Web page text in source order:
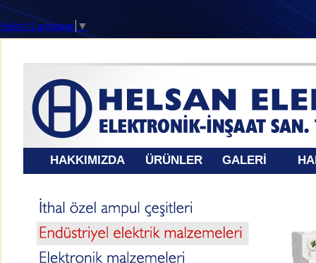
Select Language ▼
HAKKIMIZDA ÜRÜNLER GALERİ